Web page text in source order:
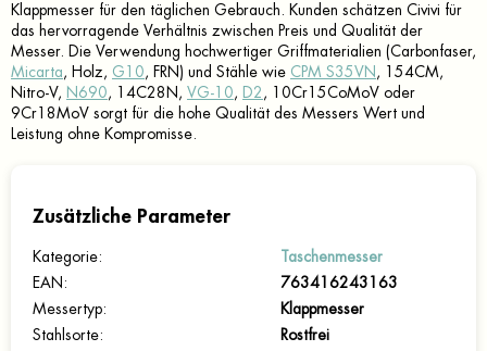
Klappmesser für den täglichen Gebrauch. Kunden schätzen Civivi für
das hervorragende Verhältnis zwischen Preis und Qualität der
Messer. Die Verwendung hochwertiger Griffmaterialien (Carbonfaser,
Micarta , Holz, G10 , FRN) und Stähle wie CPM S35VN , 154CM,
Nitro-V, N690 , 14C28N, VG-10 , D2 , 10Cr15CoMoV oder
9Cr18MoV sorgt für die hohe Qualität des Messers Wert und
Leistung ohne Kompromisse.
Zusätzliche Parameter
Kategorie:
Taschenmesser
EAN :
763416243163
Messertyp:
Klappmesser
Stahlsorte:
Rostfrei